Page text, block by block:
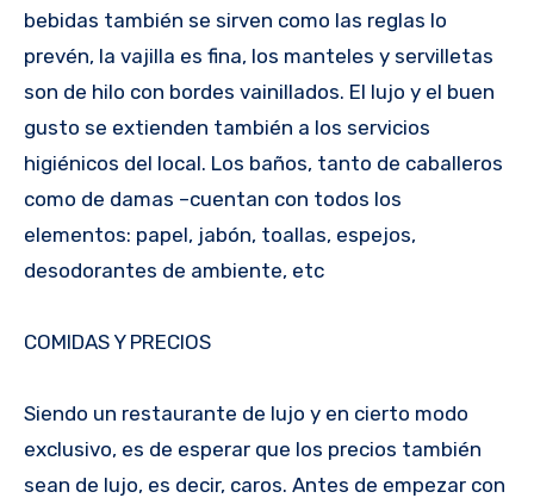
bebidas también se sirven como las reglas lo
prevén, la vajilla es fina, los manteles y servilletas
son de hilo con bordes vainillados. El lujo y el buen
gusto se extienden también a los servicios
higiénicos del local. Los baños, tanto de caballeros
como de damas –cuentan con todos los
elementos: papel, jabón, toallas, espejos,
desodorantes de ambiente, etc
COMIDAS Y PRECIOS
Siendo un restaurante de lujo y en cierto modo
exclusivo, es de esperar que los precios también
sean de lujo, es decir, caros. Antes de empezar con